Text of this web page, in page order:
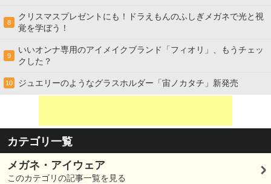
8
クリスマスプレゼントにも！ドラえもんのふしぎメガネで光と視
覚を学ぼう！
9
いいオンナ専用のアイメイクブランド「フィオリ」、もうチェッ
クした？
10 ジュエリーのようなグラスホルダー「宙ノカタチ」新発売
カテゴリ一覧
メガネ・アイウェア
このカテゴリの記事一覧を見る